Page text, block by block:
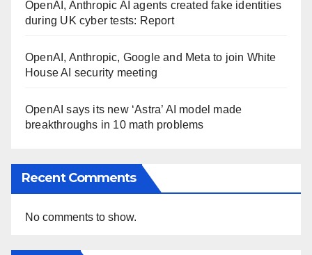
OpenAI, Anthropic AI agents created fake identities
during UK cyber tests: Report
OpenAI, Anthropic, Google and Meta to join White
House AI security meeting
OpenAI says its new ‘Astra’ AI model made
breakthroughs in 10 math problems
Recent Comments
No comments to show.